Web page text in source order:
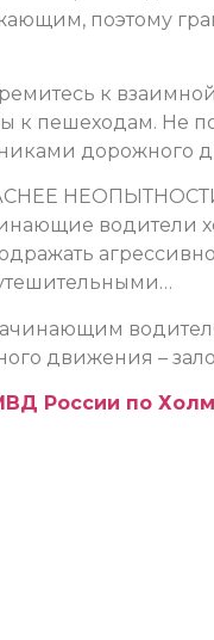
поэтому
к
к пешеходам. Не
дорожного
НЕОПЫТНОСТИ!
водители
движения –
России по